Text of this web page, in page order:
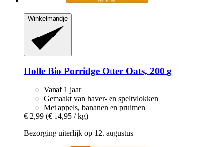
Winkelmandje
Holle Bio Porridge Otter Oats, 200 g
Vanaf 1 jaar
Gemaakt van haver- en speltvlokken
Met appels, bananen en pruimen
€ 2,99 (€ 14,95 / kg)
Bezorging uiterlijk op 12. augustus